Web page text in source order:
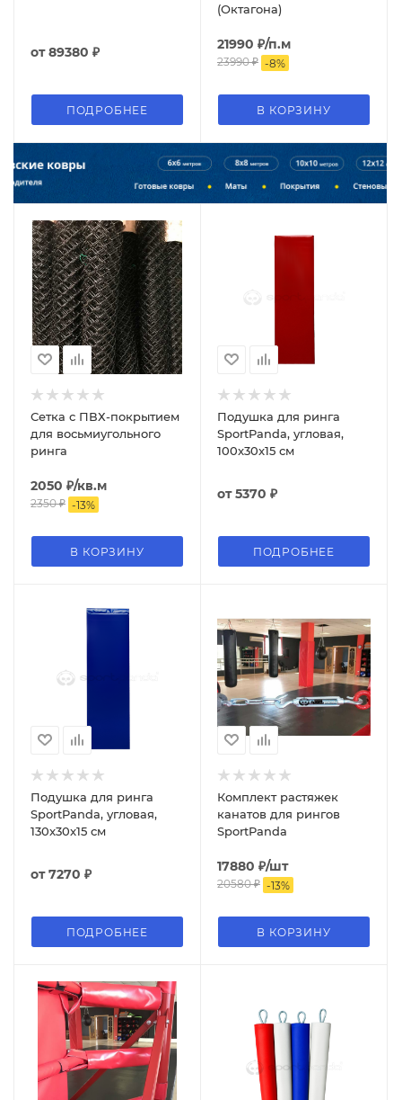
от89380 ₽
ПОДРОБНЕЕ
(Октагона)
21990 ₽/п.м
23990₽ -8%
В КОРЗИНУ
Сетка с ПВХ-покрытием
для восьмиугольного
ринга
2050 ₽/кв.м
2350₽ -13%
В КОРЗИНУ
Подушка для ринга
SportPanda, угловая,
100x30x15 см
от5370 ₽
ПОДРОБНЕЕ
Подушка для ринга
SportPanda, угловая,
130x30x15 см
от7270 ₽
ПОДРОБНЕЕ
Комплект растяжек
канатов для рингов
SportPanda
17880 ₽/шт
20580₽ -13%
В КОРЗИНУ